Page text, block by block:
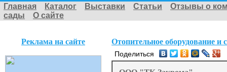
Главная Каталог Выставки Статьи
Отзывы о
сады
О сайте
Реклама на сайте Отопительное оборудование и
Поделиться